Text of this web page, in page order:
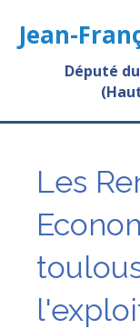
Jean-
Député
Les